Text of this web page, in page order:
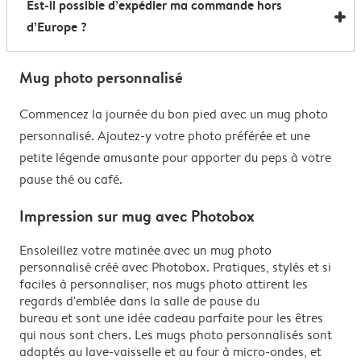
sans souci au micro-ondes et au lave-vaisselle. Seule
exception… nos mugs magiques à effet thermoréactif
qui préfèrent un lavage à la main pour préserver leur
effet surprise.
Est-il possible d’expédier ma commande hors
d’Europe ?
livraison dépendent de votre adresse et sont calculés
lors du processus de commande. Attention : ces frais
n’incluent pas les éventuels surcoûts appliqués par le
pays de destination, tels que les droits de douane, la
TVA à l’importation ou les frais de traitement
douanier. Ces frais supplémentaires restent à la
charge du destinataire. Pour savoir à l’avance si votre
nous vous conseillons de vous renseigner auprès du
service des douanes de votre pays.
Mug photo personnalisé
Commencez la journée du bon pied avec un mug photo
personnalisé. Ajoutez-y votre photo préférée et une
petite légende amusante pour apporter du peps à votre
pause thé ou café.
Impression sur mug avec Photobox
Ensoleillez votre matinée avec un mug photo
personnalisé créé avec Photobox. Pratiques, stylés et si
faciles à personnaliser, nos mugs photo attirent les
regards d'emblée dans la salle de pause du
bureau et sont une idée cadeau parfaite pour les êtres
qui nous sont chers. Les mugs photo personnalisés sont
adaptés au lave-vaisselle et au four à micro-ondes, et